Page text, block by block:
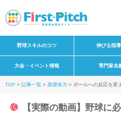
野球スキルのコツ 伸びる指
大会・イベント情報 専門家名
TOP 記事一覧 基礎体力
ボールへの反応を変
【実際の動画】野球に